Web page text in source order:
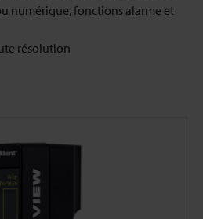
numérique, fonctions alarme et
résolution